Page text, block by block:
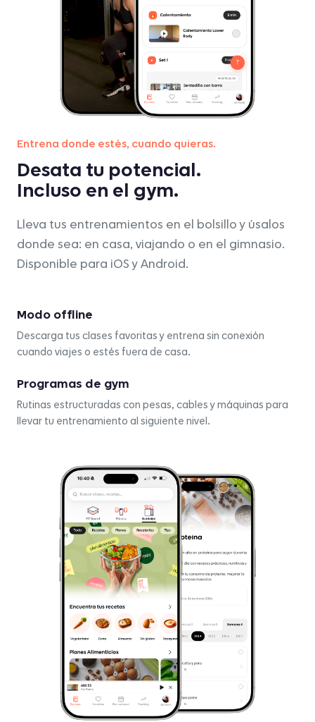
Entrena donde estés, cuando quieras.
Desata tu potencial.
Incluso en el gym.
Lleva tus entrenamientos en el bolsillo y úsalos
donde sea: en casa, viajando o en el gimnasio.
Disponible para iOS y Android.
Modo offline
Descarga tus clases favoritas y entrena sin conexión
cuando viajes o estés fuera de casa.
Programas de gym
Rutinas estructuradas con pesas, cables y máquinas para
llevar tu entrenamiento al siguiente nivel.